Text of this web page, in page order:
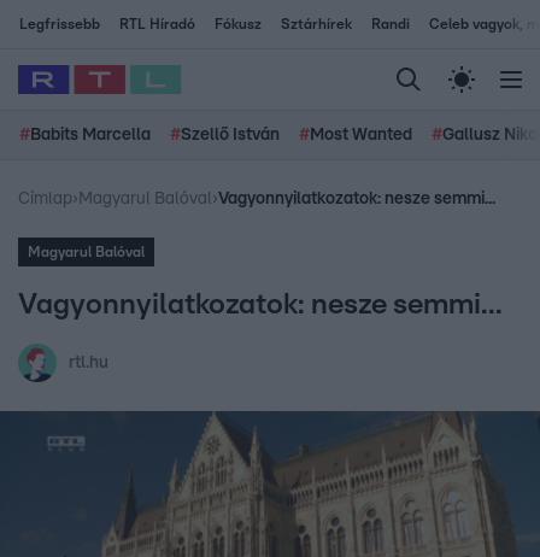
Legfrissebb RTL Híradó Fókusz Sztárhírek Randi Celeb vagyok,
# Babits Marcella #Szellő István # Most Wanted #Gallusz
Címlap› Magyarul Balóval›Vagyonnyilatkozatok: nesze semmi...
Magyarul Balóval
Vagyonnyilatkozatok: nesze semmi...
rtl.hu